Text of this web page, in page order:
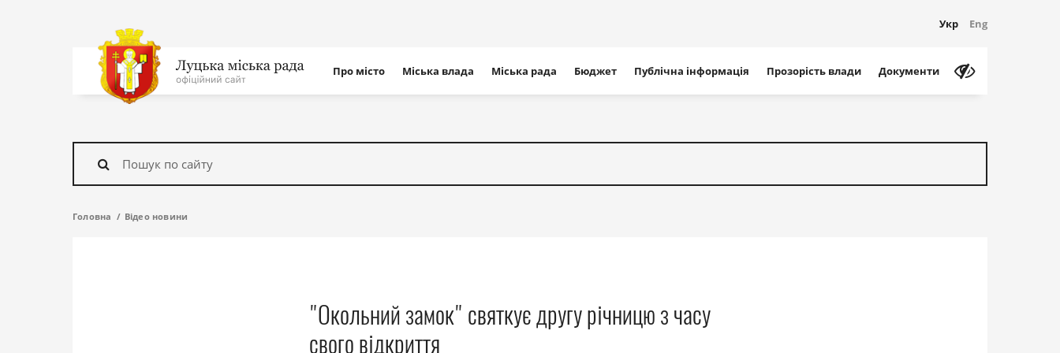
Укр Eng
На
головну
сайту
Про місто Міська влада Міська рада Бюджет Публічна інформація Прозорість влади Документи
Знайти
Головна Відео новини
"Окольний замок" святкує другу річницю з часу
свого відкриття